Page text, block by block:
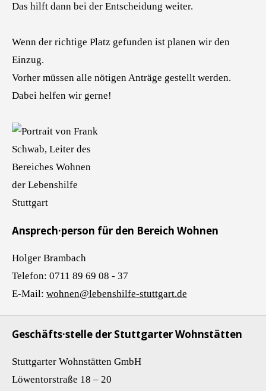
Das hilft dann bei der Entscheidung weiter.
Wenn der richtige Platz gefunden ist planen wir den
Einzug.
Vorher müssen alle nötigen Anträge gestellt werden.
Dabei helfen wir gerne!
Ansprech·person für den Bereich Wohnen
Holger Brambach
Telefon: 0711 89 69 08 - 37
E-Mail: wohnen@lebenshilfe-stuttgart.de
Geschäfts·stelle der Stuttgarter Wohnstätten
Stuttgarter Wohnstätten GmbH
Löwentorstraße 18 – 20